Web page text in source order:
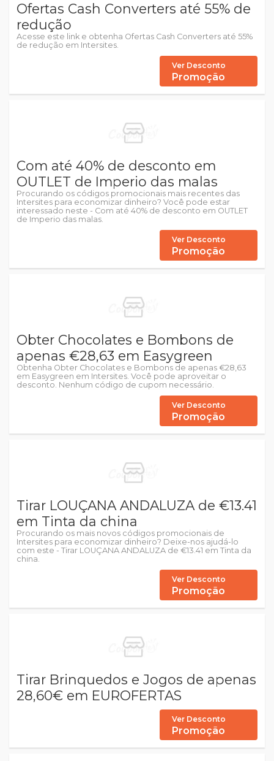
Ofertas Cash Converters até 55% de
redução
Acesse este link e obtenha Ofertas Cash Converters até 55%
de redução em Intersites.
Ver Desconto
Promoção
Com até 40% de desconto em
OUTLET de Imperio das malas
Procurando os códigos promocionais mais recentes das
Intersites para economizar dinheiro? Você pode estar
interessado neste - Com até 40% de desconto em OUTLET
de Imperio das malas.
Ver Desconto
Promoção
Obter Chocolates e Bombons de
apenas €28,63 em Easygreen
Obtenha Obter Chocolates e Bombons de apenas €28,63
em Easygreen em Intersites. Você pode aproveitar o
desconto. Nenhum código de cupom necessário.
Ver Desconto
Promoção
Tirar LOUÇANA ANDALUZA de €13.41
em Tinta da china
Procurando os mais novos códigos promocionais de
Intersites para economizar dinheiro? Deixe-nos ajudá-lo
com este - Tirar LOUÇANA ANDALUZA de €13.41 em Tinta da
china.
Ver Desconto
Promoção
Tirar Brinquedos e Jogos de apenas
28,60€ em EUROFERTAS
Ver Desconto
Promoção